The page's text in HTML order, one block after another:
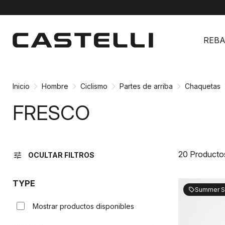
contenido
Inicio Hombre Ciclismo Partes de arriba Chaquetas
FRESCO
tune OCULTAR FILTROS 20
TYPE
Mostrar productos disponibles
sellSummer